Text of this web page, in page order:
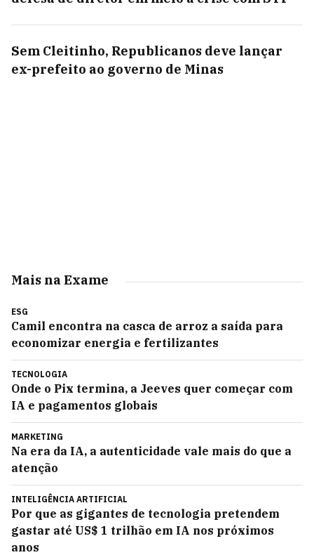
Sem Cleitinho, Republicanos deve lançar
ex-prefeito ao governo de Minas
Mais na Exame
ESG
Camil encontra na casca de arroz a saída para
economizar energia e fertilizantes
TECNOLOGIA
Onde o Pix termina, a Jeeves quer começar com
IA e pagamentos globais
MARKETING
Na era da IA, a autenticidade vale mais do que a
atenção
INTELIGÊNCIA ARTIFICIAL
Por que as gigantes de tecnologia pretendem
gastar até US$ 1 trilhão em IA nos próximos
anos